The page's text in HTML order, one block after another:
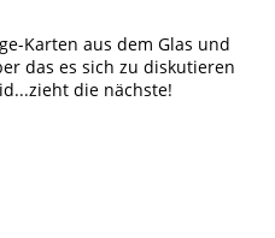
Karten aus dem Glas und
das es sich zu diskutieren
die nächste!